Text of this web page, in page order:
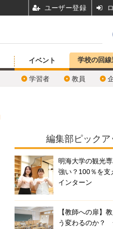
イベント
学習者 教員
学校の回線
編集部ピックア
明海大学の観光
強い？100％を支
インターン
【教師への扉】
う変わるのか？
ユーザー登録